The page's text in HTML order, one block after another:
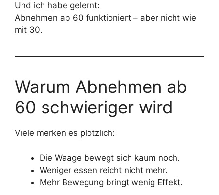
Und ich habe gelernt:
Abnehmen ab 60 funktioniert – aber nicht wie
mit 30.
Warum Abnehmen ab
60 schwieriger wird
Viele merken es plötzlich:
Die Waage bewegt sich kaum noch.
Weniger essen reicht nicht mehr.
Mehr Bewegung bringt wenig Effekt.